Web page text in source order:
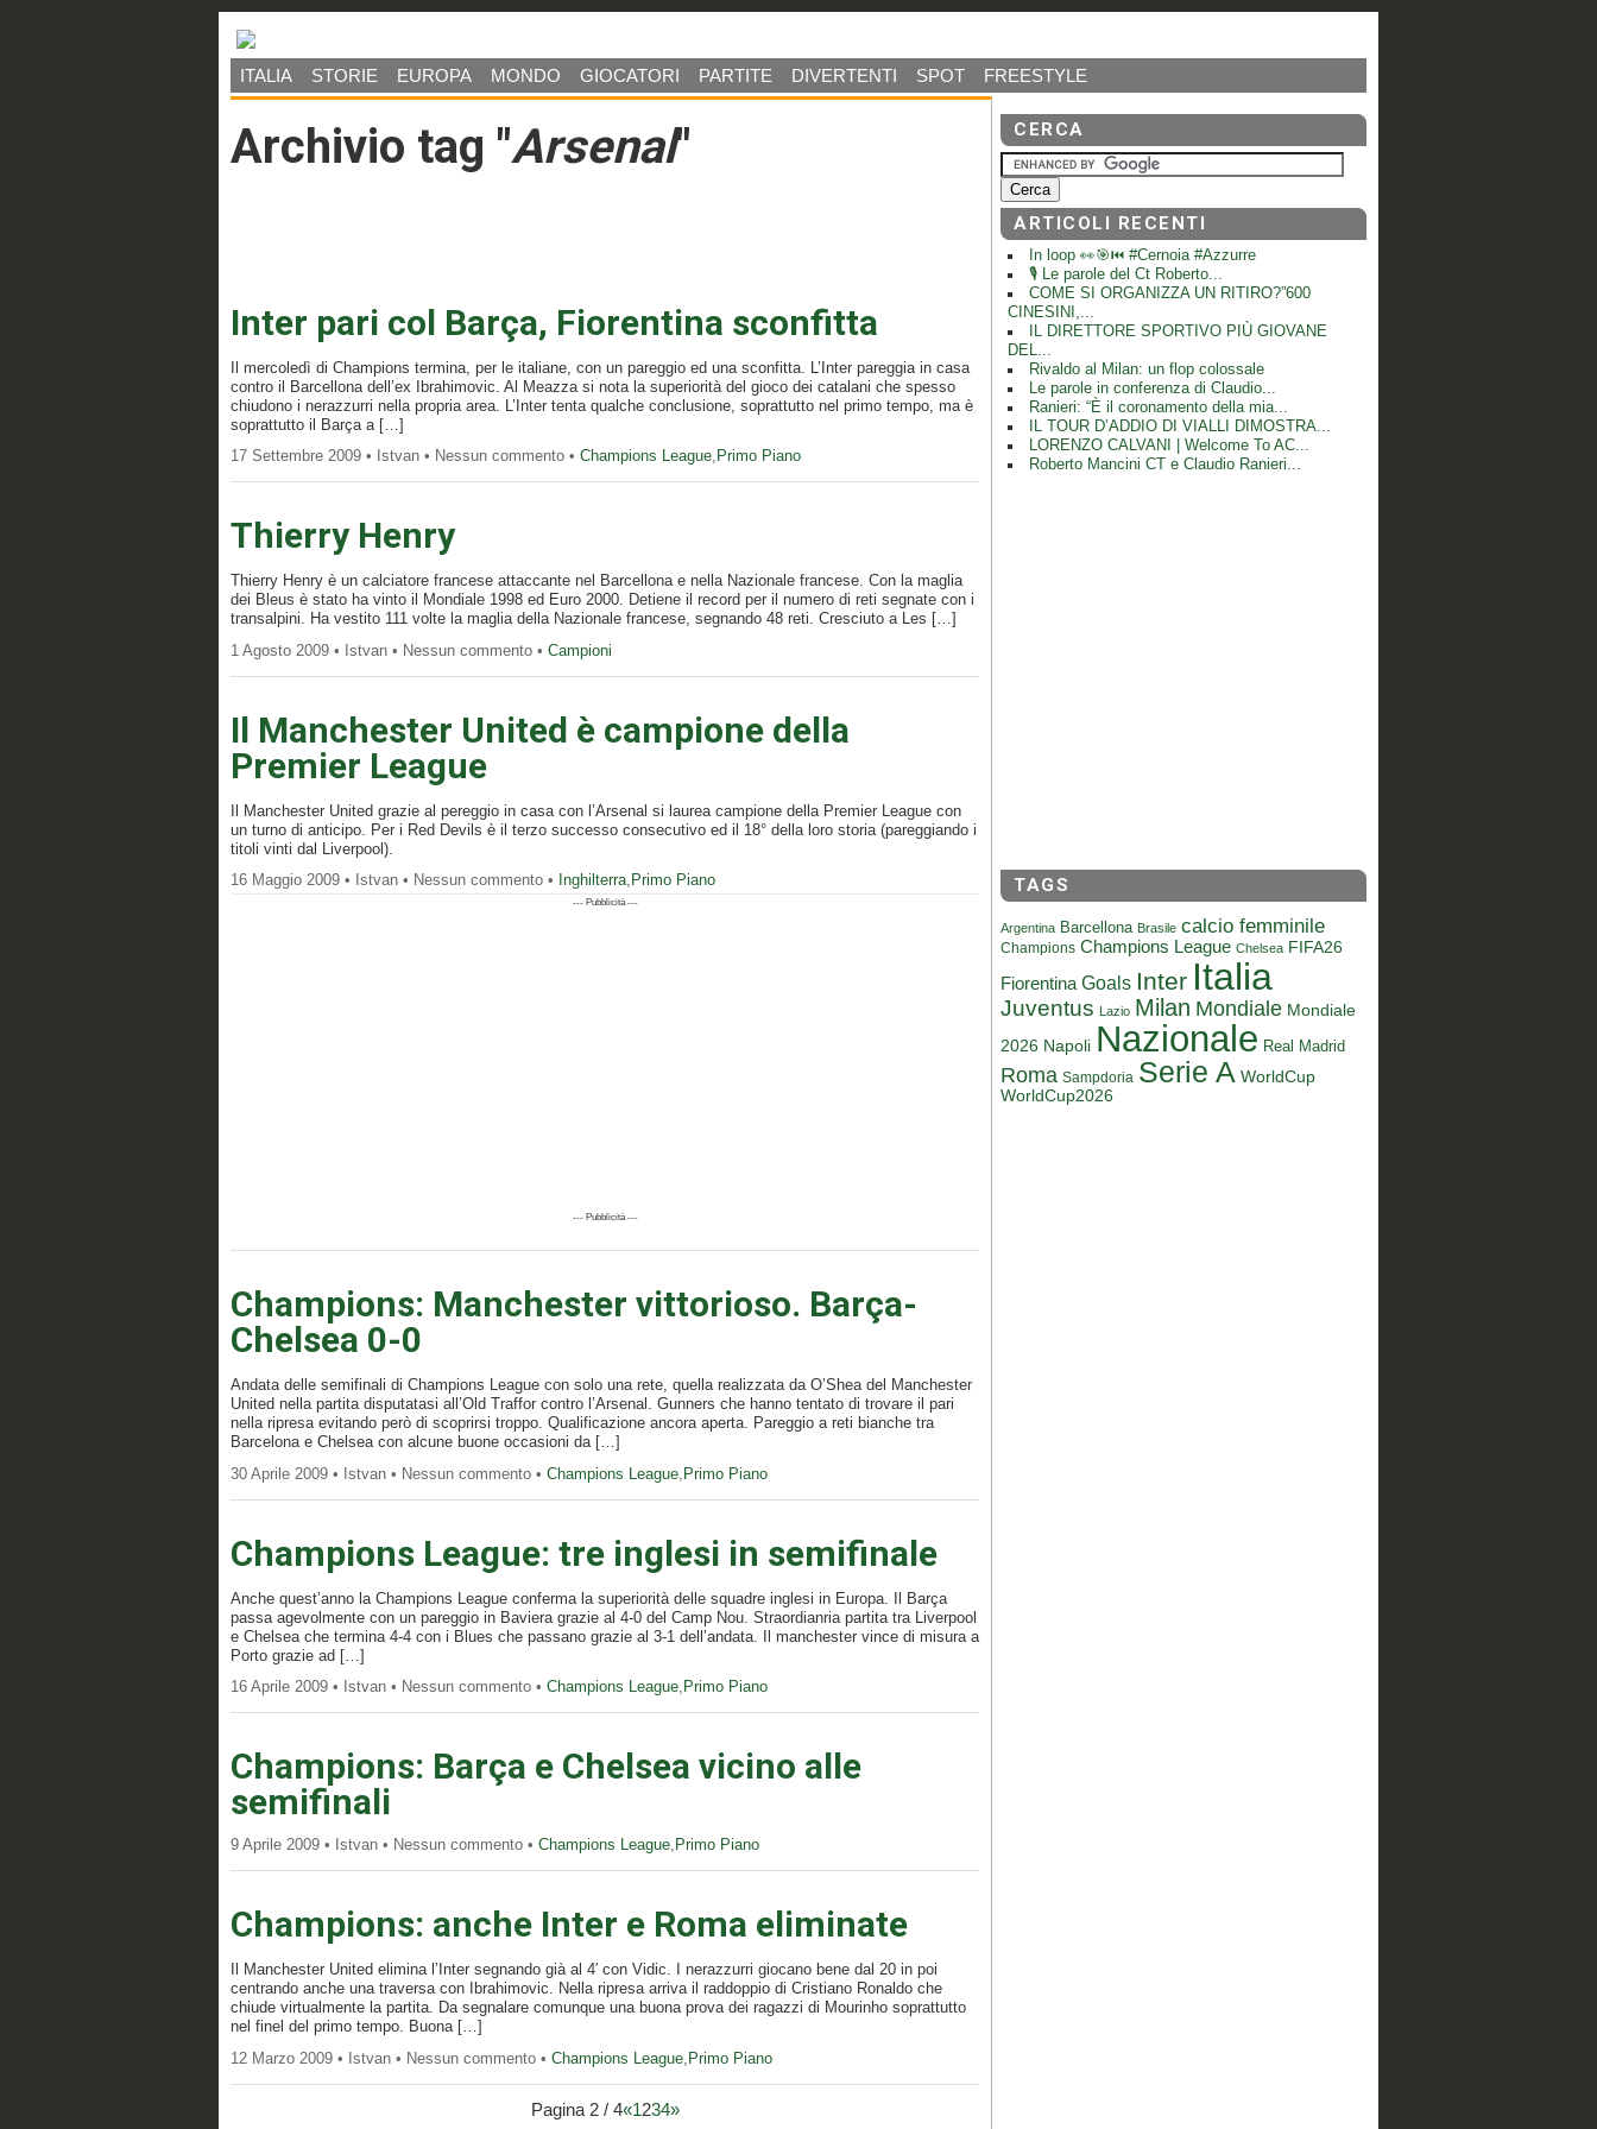
ITALIA STORIE EUROPA MONDO GIOCATORI PARTITE DIVERTENTI SPOT FREESTYLE
Archivio tag "Arsenal"
Inter pari col Barça, Fiorentina sconfitta
Il mercoledì di Champions termina, per le italiane, con un pareggio ed una sconfitta. L’Inter pareggia in casa
contro il Barcellona dell’ex Ibrahimovic. Al Meazza si nota la superiorità del gioco dei catalani che spesso
chiudono i nerazzurri nella propria area. L’Inter tenta qualche conclusione, soprattutto nel primo tempo, ma è
soprattutto il Barça a […]
17 Settembre 2009 • Istvan • Nessun commento • Champions League, Primo Piano
Thierry Henry
Thierry Henry è un calciatore francese attaccante nel Barcellona e nella Nazionale francese. Con la maglia
dei Bleus è stato ha vinto il Mondiale 1998 ed Euro 2000. Detiene il record per il numero di reti segnate con i
transalpini. Ha vestito 111 volte la maglia della Nazionale francese, segnando 48 reti. Cresciuto a Les […]
1 Agosto 2009 • Istvan • Nessun commento • Campioni
Il Manchester United è campione della
Premier League
Il Manchester United grazie al pereggio in casa con l’Arsenal si laurea campione della Premier League con
un turno di anticipo. Per i Red Devils è il terzo successo consecutivo ed il 18° della loro storia (pareggiando i
titoli vinti dal Liverpool).
16 Maggio 2009 • Istvan • Nessun commento •
Inghilterra, Primo Piano
--- Pubblicità ---
--- Pubblicità ---
Champions: Manchester vittorioso. Barça-
Chelsea 0-0
Andata delle semifinali di Champions League con solo una rete, quella realizzata da O’Shea del Manchester
United nella partita disputatasi all’Old Traffor contro l’Arsenal. Gunners che hanno tentato di trovare il pari
nella ripresa evitando però di scoprirsi troppo. Qualificazione ancora aperta. Pareggio a reti bianche tra
Barcelona e Chelsea con alcune buone occasioni da […]
30 Aprile 2009 • Istvan • Nessun commento • Champions League Primo Piano
Champions League: tre inglesi in semifinale
Anche quest’anno la Champions League conferma la superiorità delle squadre inglesi in Europa. Il Barça
passa agevolmente con un pareggio in Baviera grazie al 4-0 del Camp Nou. Straordianria partita tra Liverpool
e Chelsea che termina 4-4 con i Blues che passano grazie al 3-1 dell’andata. Il manchester vince di misura a
Porto grazie ad […]
16 Aprile 2009 • Istvan • Nessun commento • Champions League, Primo Piano
Champions: Barça e Chelsea vicino alle
semifinali
9 Aprile 2009 • Istvan • Nessun commento • Champions League, Primo Piano
Champions: anche Inter e Roma eliminate
Il Manchester United elimina l’Inter segnando già al 4′ con Vidic. I nerazzurri giocano bene dal 20 in poi
centrando anche una traversa con Ibrahimovic. Nella ripresa arriva il raddoppio di Cristiano Ronaldo che
chiude virtualmente la partita. Da segnalare comunque una buona prova dei ragazzi di Mourinho soprattutto
nel finel del primo tempo. Buona […]
12 Marzo 2009 • Istvan • Nessun commento • Champions League Primo Piano
Pagina 2 / 4«1234»
CERCA
ARTICOLI RECENTI
In loop 👀🎯⏮️ #Cernoia #Azzurre
🎙️ Le parole del Ct Roberto...
COME SI ORGANIZZA UN RITIRO?”600
CINESINI,...
IL DIRETTORE SPORTIVO PIÙ GIOVANE
DEL...
Rivaldo al Milan: un flop colossale
Le parole in conferenza di Claudio...
Ranieri: “È il coronamento della mia...
IL TOUR D’ADDIO DI VIALLI DIMOSTRA...
LORENZO CALVANI | Welcome To AC...
Roberto Mancini CT e Claudio Ranieri...
TAGS
Argentina Barcellona Brasile calcio femminile
Champions Champions League Chelsea FIFA26
Fiorentina Goals Inter Italia
Juventus Lazio Milan Mondiale Mondiale
2026 Napoli Nazionale Real Madrid
Roma Sampdoria Serie A WorldCup
WorldCup2026